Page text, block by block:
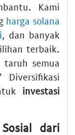
Kami
harga solana
, dan banyak
terbaik.
semua
investasi
dari